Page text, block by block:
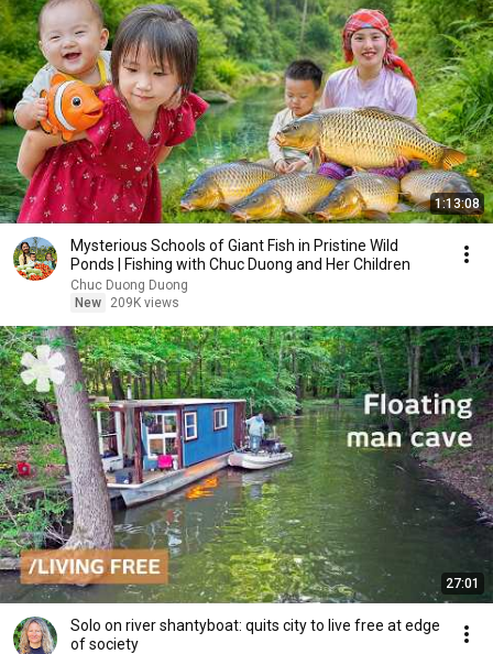
1:13:08
Mysterious Schools of Giant Fish in Pristine Wild
Ponds | Fishing with Chuc Duong and Her Children
Chuc Duong Duong
New
209K views
27:01
Solo on river shantyboat: quits city to live free at edge
of society